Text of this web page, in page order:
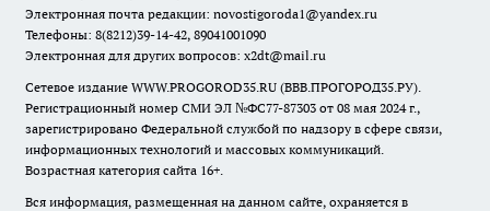
Электронная почта редакции: novostigoroda1@yandex.ru
Телефоны: 8(8212)39-14-42, 89041001090
Электронная для других вопросов: x2dt@mail.ru
Сетевое издание WWW.PROGOROD35.RU (ВВВ.ПРОГОРОД35.РУ).
Регистрационный номер СМИ ЭЛ №ФС77-87303 от 08 мая 2024 г.,
зарегистрировано Федеральной службой по надзору в сфере связи,
информационных технологий и массовых коммуникаций.
Возрастная категория сайта 16+.
Вся информация, размещенная на данном сайте, охраняется в